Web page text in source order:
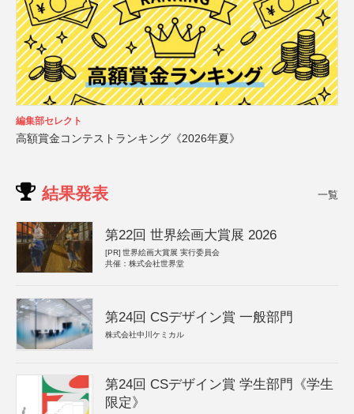
編集部セレクト
高額賞金コンテストランキング《2026年夏》
結果発表 一覧
第22回 世界絵画大賞展 2026
[PR] 世界絵画大賞展 実行委員会
共催：株式会社世界堂
第24回 CSデザイン賞 一般部門
株式会社中川ケミカル
第24回 CSデザイン賞 学生部門《学生
限定》